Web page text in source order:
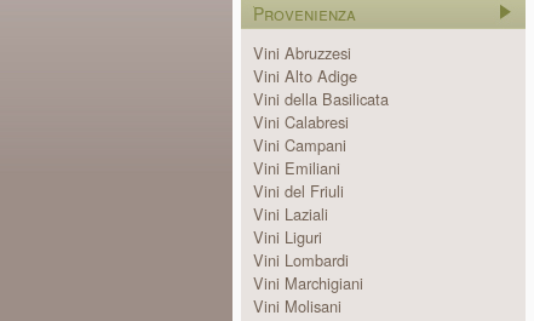
Provenienza
Vini Abruzzesi
Vini Alto Adige
Vini della Basilicata
Vini Calabresi
Vini Campani
Vini Emiliani
Vini del Friuli
Vini Laziali
Vini Liguri
Vini Lombardi
Vini Marchigiani
Vini Molisani